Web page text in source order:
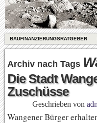
BAUFINANZIERUNGSRATGEBER
Archiv nach Tags
Die Stadt
Zuschüsse
Geschrieben von
Wangener Bürger